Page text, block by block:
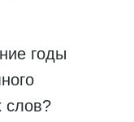
годы
слов?